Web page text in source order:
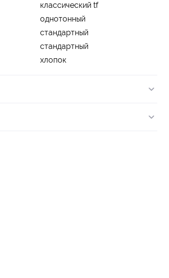
классический tf
однотонный
стандартный
стандартный
хлопок